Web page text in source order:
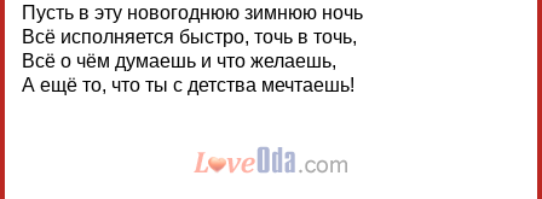
Пусть в эту новогоднюю зимнюю ночь
Всё исполняется быстро, точь в точь,
Всё о чём думаешь и что желаешь,
А ещё то, что ты с детства мечтаешь!